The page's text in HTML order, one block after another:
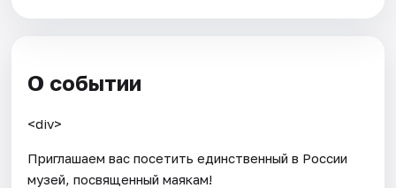
О событии
<div>
Приглашаем вас посетить единственный в России
музей, посвященный маякам!